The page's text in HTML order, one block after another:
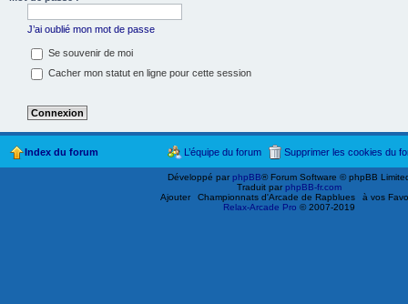
J’ai oublié mon mot de passe
Se souvenir de moi
Cacher mon statut en ligne pour cette session
Index du forum Supprimer les cookies du
L’équipe du forum
Développé parphpBB® Forum Software © phpBB
Traduit parphpBB-fr.com
Ajouter
Championnats d'Arcade de Rapblues
à vos
Relax-Arcade Pro © 2007-2019